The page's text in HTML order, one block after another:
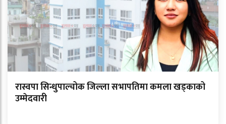
रास्वपा सिन्धुपाल्चोक जिल्ला सभापतिमा कमला खड्काको
उम्मेदवारी